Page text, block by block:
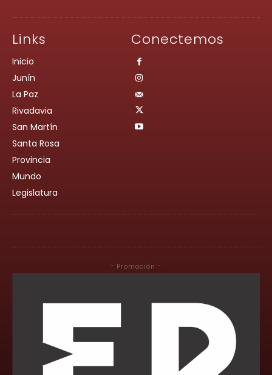
Links
Inicio
Junín
La Paz
Rivadavia
San Martín
Santa Rosa
Provincia
Mundo
Legislatura
Conectemos
- Promoción -